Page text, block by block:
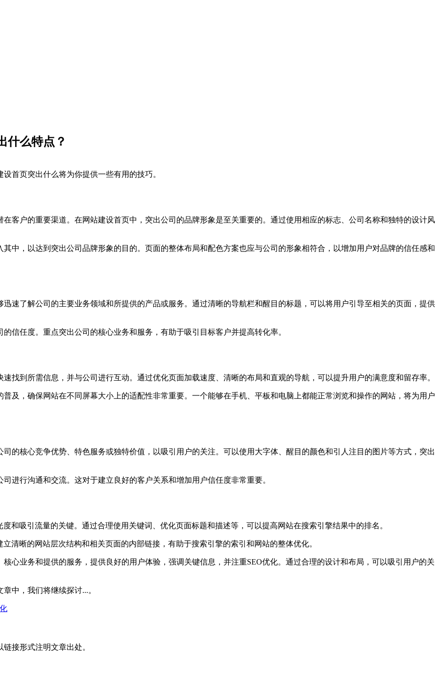
什么特点？
首页突出什么将为你提供一些有用的技巧。
客户的重要渠道。在网站建设首页中，突出公司的品牌形象是至关重要的。通过使用相应的标志、公司名称和独特的设计风
中，以达到突出公司品牌形象的目的。页面的整体布局和配色方案也应与公司的形象相符合，以增加用户对品牌的信任感和
速了解公司的主要业务领域和所提供的产品或服务。通过清晰的导航栏和醒目的标题，可以将用户引导至相关的页面，提供
信任度。重点突出公司的核心业务和服务，有助于吸引目标客户并提高转化率。
找到所需信息，并与公司进行互动。通过优化页面加载速度、清晰的布局和直观的导航，可以提升用户的满意度和留存率。
及，确保网站在不同屏幕大小上的适配性非常重要。一个能够在手机、平板和电脑上都能正常浏览和操作的网站，将为用户
的核心竞争优势、特色服务或独特价值，以吸引用户的关注。可以使用大字体、醒目的颜色和引人注目的图片等方式，突出
进行沟通和交流。这对于建立良好的客户关系和增加用户信任度非常重要。
和吸引流量的关键。通过合理使用关键词、优化页面标题和描述等，可以提高网站在搜索引擎结果中的排名。
清晰的网站层次结构和相关页面的内部链接，有助于搜索引擎的索引和网站的整体优化。
心业务和提供的服务，提供良好的用户体验，强调关键信息，并注重SEO优化。通过合理的设计和布局，可以吸引用户的关
中，我们将继续探讨...。
接形式注明文章出处。